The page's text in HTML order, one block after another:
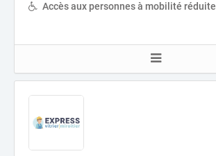
Accès aux personnes à mobilité réduite